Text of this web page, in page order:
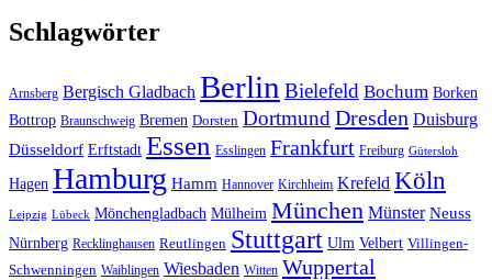
Schlagwörter
Arnsberg Bergisch Gladbach Berlin Bielefeld Bochum Borken
Bottrop Braunschweig Bremen Dorsten Dortmund Dresden Duisburg
Düsseldorf Erftstadt Essen Esslingen Frankfurt Freiburg Gütersloh
Hagen Hamburg Hamm Hannover Kirchheim Krefeld Köln
Leipzig Lübeck Mönchengladbach Mülheim München Münster Neuss
Nürnberg Recklinghausen Reutlingen Stuttgart Ulm Velbert Villingen-
Schwenningen Waiblingen Wiesbaden Witten Wuppertal